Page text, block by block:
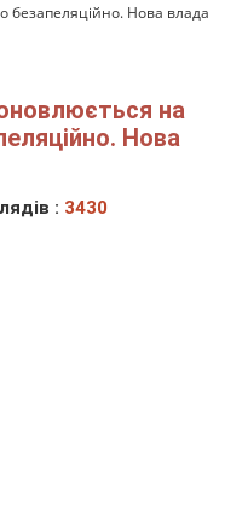
безапеляційно. Нова влада
на
Нова
: 3430